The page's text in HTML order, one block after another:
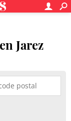
Jarez